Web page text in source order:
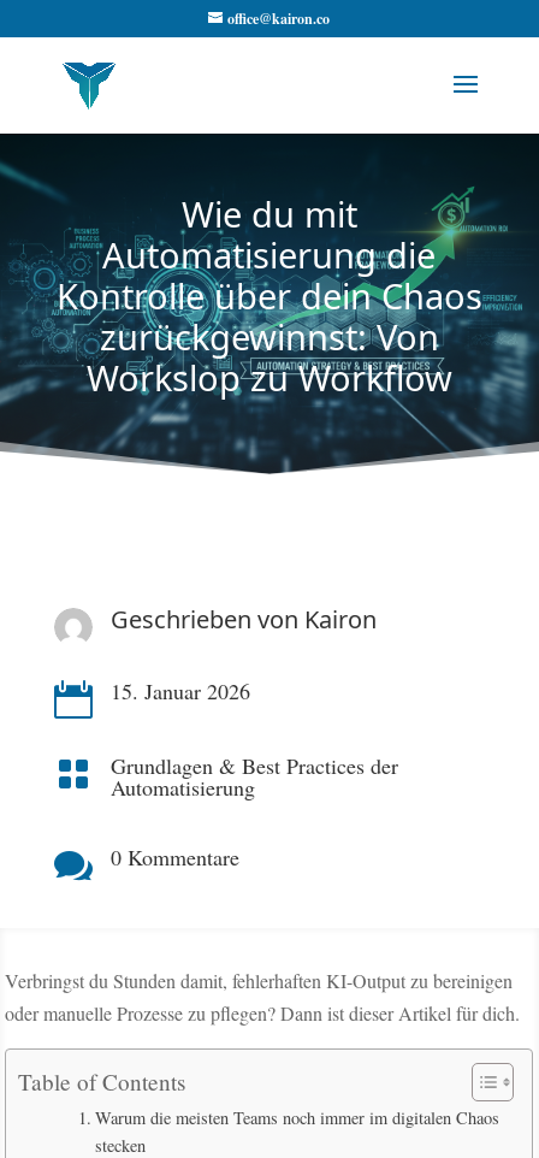
office@kairon.co
Wie du mit
Automatisierung die
Kontrolle über dein Chaos
zurückgewinnst: Von
Workslop zu Workflow
Geschrieben von Kairon
 15. Januar 2026
 Grundlagen & Best Practices der
Automatisierung
 0 Kommentare
Verbringst du Stunden damit, fehlerhaften KI-Output zu bereinigen
oder manuelle Prozesse zu pflegen? Dann ist dieser Artikel für dich.
Table of Contents
Warum die meisten Teams noch immer im digitalen Chaos
stecken